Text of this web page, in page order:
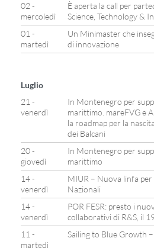
02 -
mercoledì
È aperta la call per
Science, Technology &
01 -
martedì
Un Minimaster che
di innovazione
Luglio
21 -
venerdì
In Montenegro per
marittimo. mareFVG e
la roadmap per la
dei Balcani
20 -
giovedì
In Montenegro per
marittimo
14 -
venerdì
MIUR – Nuova linfa per
Nazionali
14 -
venerdì
POR FESR: presto i
collaborativi di R&S, il
11 -
martedì
Sailing to Blue Growth